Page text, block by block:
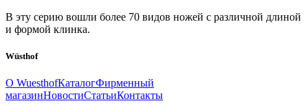
В эту серию вошли более 70 видов ножей с различной длиной
и формой клинка.
Wüsthof
О WuesthofКаталогФирменный
магазинНовостиСтатьиКонтакты